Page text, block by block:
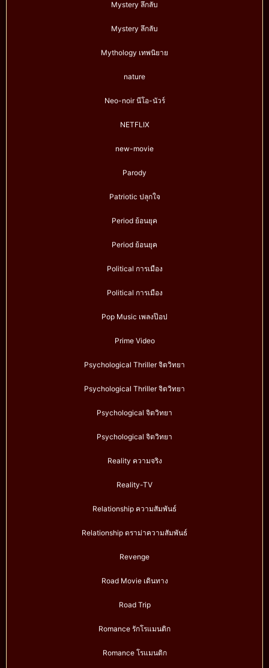
Mystery ลึกลับ
Mystery ลึกลับ
Mythology เทพนิยาย
nature
Neo-noir นีโอ-นัวร์
NETFLIX
new-movie
Parody
Patriotic ปลุกใจ
Period ย้อนยุค
Period ย้อนยุค
Political การเมือง
Political การเมือง
Pop Music เพลงป๊อป
Prime Video
Psychological Thriller จิตวิทยา
Psychological Thriller จิตวิทยา
Psychological จิตวิทยา
Psychological จิตวิทยา
Reality ความจริง
Reality-TV
Relationship ความสัมพันธ์
Relationship ดราม่าความสัมพันธ์
Revenge
Road Movie เดินทาง
Road Trip
Romance รักโรแมนติก
Romance โรแมนติก